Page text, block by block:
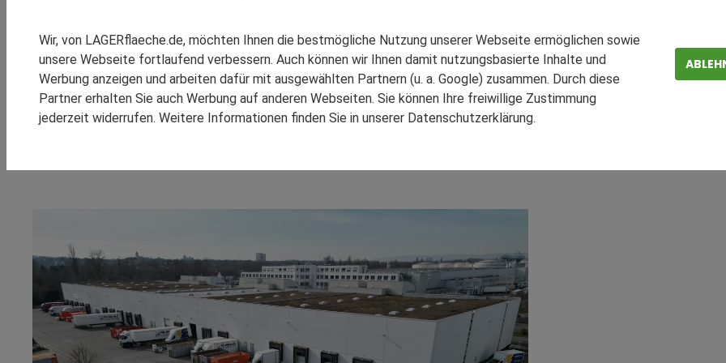
SCHOMBURG GMBH
SM LOGISTIC
KOOPERATIONEN REFERENZEN
REALOGIS erzielt für M7 Real Estate
in Ginsheim-Gustavsburg
Frankfurt, 18. Mai 2026 – Die REALOGIS Immobilien Frankfurt GmbH (REALOGIS Frankfurt) hat als Teil der REALOGIS
Wir, von LAGERflaeche.de, möchten Ihnen die bestmögliche Nutzung unserer Webseite ermöglichen sowie
unsere Webseite fortlaufend verbessern. Auch können wir Ihnen damit nutzungsbasierte Inhalte und
Werbung anzeigen und arbeiten dafür mit ausgewählten Partnern (u. a. Google) zusammen. Durch diese
Partner erhalten Sie auch Werbung auf anderen Webseiten. Sie können Ihre freiwillige Zustimmung
jederzeit widerrufen. Weitere Informationen finden Sie in unserer Datenschutzerklärung.